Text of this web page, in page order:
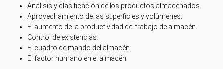
Análisis y clasificación de los productos almacenados.
Aprovechamiento de las superficies y volúmenes.
El aumento de la productividad del trabajo de almacén.
Control de existencias.
El cuadro de mando del almacén.
El factor humano en el almacén.